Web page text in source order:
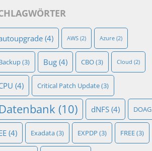
(4) AWS (2) Azure (2)
(3) Bug (4) CBO(3) Cloud (2)
(4) Critical Patch Update(3)
(10) dNFS (4) DOAG
(4) Exadata(3) EXPDP (3) FREE(3)